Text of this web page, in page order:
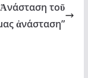
τοῦ
ἀνάσταση”